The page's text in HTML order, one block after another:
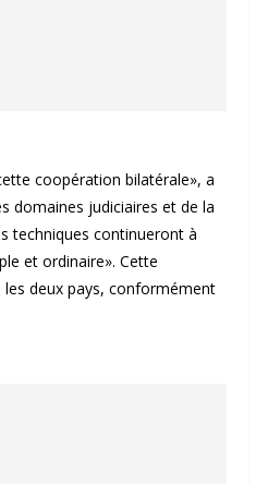
coopération bilatérale», a
domaines judiciaires et de la
techniques continueront à
et ordinaire». Cette
deux pays, conformément